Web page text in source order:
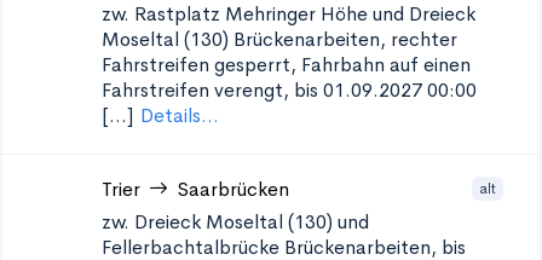
zw. Rastplatz Mehringer Höhe und Dreieck
Moseltal (130) Brückenarbeiten, rechter
Fahrstreifen gesperrt, Fahrbahn auf einen
Fahrstreifen verengt, bis 01.09.2027 00:00
[...] Details...
Trier Saarbrücken alt
zw. Dreieck Moseltal (130) und
Fellerbachtalbrücke Brückenarbeiten, bis